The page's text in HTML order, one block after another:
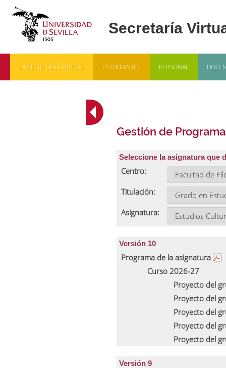
LA SECRETARÍA VIRTUAL ESTUDIANTES PERSONAL
Gestión de
Seleccione la asignatura que
Centro:
Titulación:
Asignatura:
Versión 10
Programa de la asignatura
Curso 2026-27
Proyecto del
Proyecto del
Proyecto del
Proyecto del
Proyecto del
Versión 9